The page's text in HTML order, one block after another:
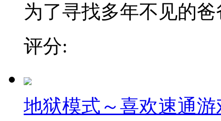
为了寻找多年不见的爸
评分:
地狱模式～喜欢速通